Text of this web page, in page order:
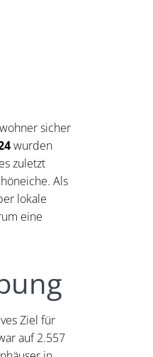
sicher
wurden
zuletzt
Als
lokale
eine
Ziel für
auf 2.557